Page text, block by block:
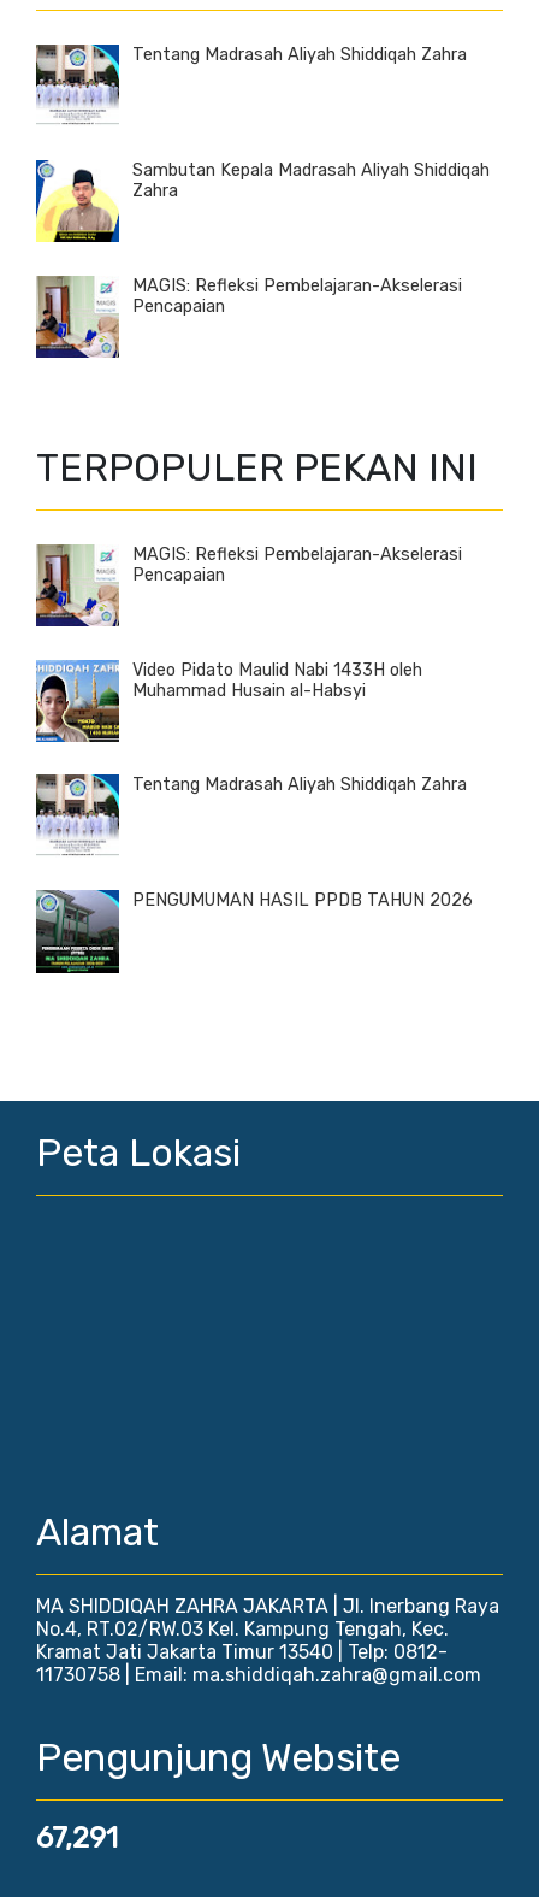
Tentang Madrasah Aliyah Shiddiqah Zahra
Sambutan Kepala Madrasah Aliyah Shiddiqah
Zahra
MAGIS: Refleksi Pembelajaran-Akselerasi
Pencapaian
TERPOPULER PEKAN INI
MAGIS: Refleksi Pembelajaran-Akselerasi
Pencapaian
Video Pidato Maulid Nabi 1433H oleh
Muhammad Husain al-Habsyi
Tentang Madrasah Aliyah Shiddiqah Zahra
PENGUMUMAN HASIL PPDB TAHUN 2026
Peta Lokasi
Alamat
MA SHIDDIQAH ZAHRA JAKARTA | Jl. Inerbang Raya
No.4, RT.02/RW.03 Kel. Kampung Tengah, Kec.
Kramat Jati Jakarta Timur 13540 | Telp: 0812-
11730758 | Email: ma.shiddiqah.zahra@gmail.com
Pengunjung Website
67,291